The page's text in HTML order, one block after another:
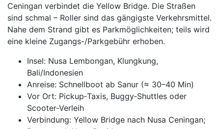
Ceningan verbindet die Yellow Bridge. Die Straßen
sind schmal – Roller sind das gängigste Verkehrsmittel.
Nahe dem Strand gibt es Parkmöglichkeiten; teils wird
eine kleine Zugangs-/Parkgebühr erhoben.
Insel: Nusa Lembongan, Klungkung,
Bali/Indonesien
Anreise: Schnellboot ab Sanur (≈ 30–40 Min)
Vor Ort: Pickup‑Taxis, Buggy‑Shuttles oder
Scooter-Verleih
Verbindung: Yellow Bridge nach Nusa Ceningan;